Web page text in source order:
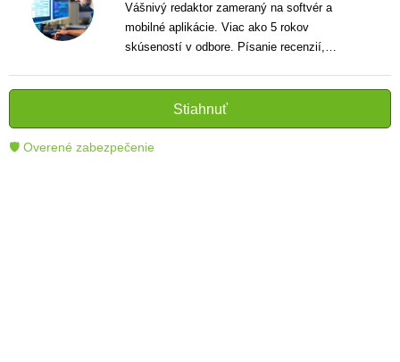
Vášnivý redaktor zameraný na softvér a
mobilné aplikácie. Viac ako 5 rokov
skúseností v odbore. Písanie recenzií,
informatívnych textov, ktoré pomáhajú
čitateľom lepšie porozumieť a využiť moderné
technológie.
Stiahnuť
🛡 Overené zabezpečenie